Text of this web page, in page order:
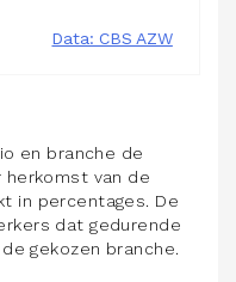
en branche de
herkomst van de
in percentages. De
dat gedurende
gekozen branche.